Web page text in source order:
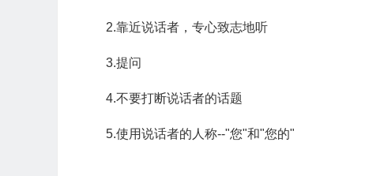
2.靠近说话者，专心致志地听
3.提问
4.不要打断说话者的话题
5.使用说话者的人称--"您"和"您的"